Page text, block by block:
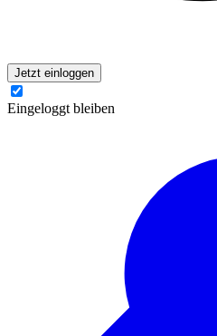
Jetzt einloggen
Eingeloggt bleiben